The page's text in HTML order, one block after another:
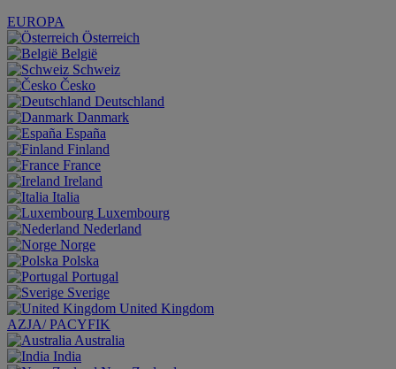
EUROPA
Österreich
België
Schweiz
Česko
Deutschland
Danmark
España
Finland
France
Ireland
Italia
Luxembourg
Nederland
Norge
Polska
Portugal
Sverige
United Kingdom
AZJA/ PACYFIK
Australia
India